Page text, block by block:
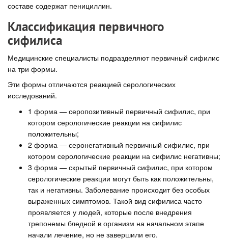
составе содержат пенициллин.
Классификация первичного
сифилиса
Медицинские специалисты подразделяют первичный сифилис
на три формы.
Эти формы отличаются реакцией серологических
исследований.
1 форма — серопозитивный первичный сифилис, при
котором серологические реакции на сифилис
положительны;
2 форма — серонегативный первичный сифилис, при
котором серологические реакции на сифилис негативны;
3 форма — скрытый первичный сифилис, при котором
серологические реакции могут быть как положительны,
так и негативны. Заболевание происходит без особых
выраженных симптомов. Такой вид сифилиса часто
проявляется у людей, которые после внедрения
трепонемы бледной в организм на начальном этапе
начали лечение, но не завершили его.